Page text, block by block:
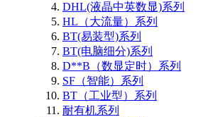
DHL(液晶中英数显)系列
HL（大流量）系列
BT(易装型)系列
BT(电脑细分)系列
D**B（数显定时）系列
SF（智能）系列
BT（工业型）系列
耐有机系列